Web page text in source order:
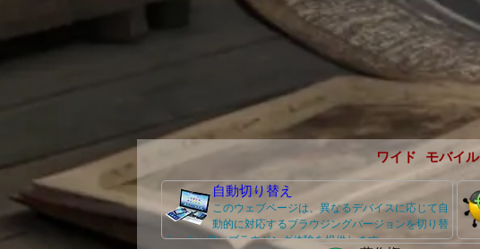
ワイド モバイル
自動切り替え
このウェブページは、異なるデバイスに応じて自
動的に対応するブラウジングバージョンを切り替
え、より良いブラウジング体験を提供します。